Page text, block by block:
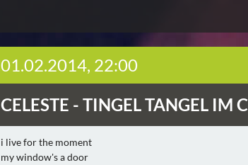
01.02.2014, 22:00
CELESTE - TINGEL TANGEL IM
i live for the moment
my window's a door